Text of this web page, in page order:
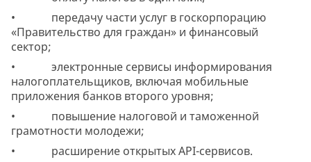
• передачу части услуг в госкорпорацию
«Правительство для граждан» и финансовый
сектор;
• электронные сервисы информирования
налогоплательщиков, включая мобильные
приложения банков второго уровня;
• повышение налоговой и таможенной
грамотности молодежи;
• расширение открытых API-сервисов.